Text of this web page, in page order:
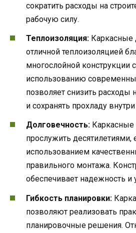
сократить расходы на
рабочую силу.
Теплоизоляция: Каркасные
отличной теплоизоляцией
многослойной конструкции
использованию
позволяет снизить расходы
и сохранять прохладу
Долговечность:
прослужить
использованием
правильного монтажа.
обеспечивает надежность и
Гибкость планировки:
позволяют реализовать
планировочные решения.